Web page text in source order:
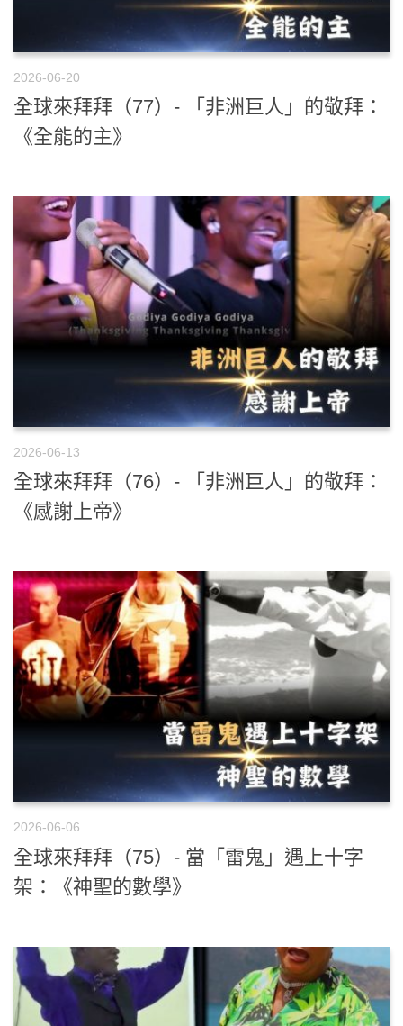
2026-06-20
全球來拜拜（77）- 「非洲巨人」的敬拜：
《全能的主》
2026-06-13
全球來拜拜（76）- 「非洲巨人」的敬拜：
《感謝上帝》
2026-06-06
全球來拜拜（75）- 當「雷鬼」遇上十字
架：《神聖的數學》